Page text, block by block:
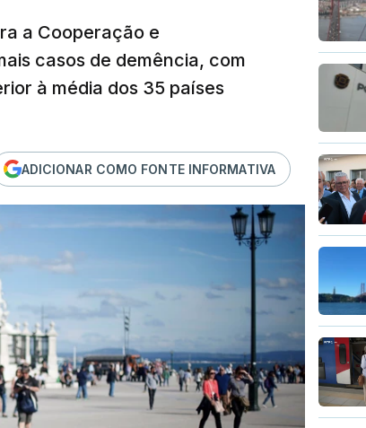
a Cooperação e
casos de demência, com
à média dos 35 países
ADICIONAR COMO FONTE INFORMATIVA